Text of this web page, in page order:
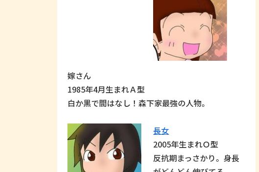
嫁さん
1985年4月生まれＡ型
白か黒で間はなし！森下家最強の人物。
長女
2005年生まれＯ型
反抗期まっさかり。身長